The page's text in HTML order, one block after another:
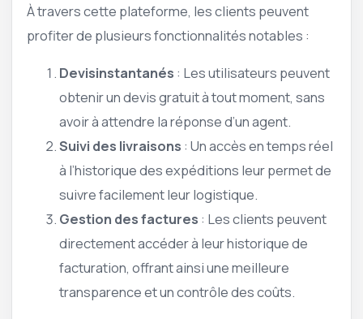
À travers cette plateforme, les clients peuvent
profiter de plusieurs fonctionnalités notables :
Devisinstantanés : Les utilisateurs peuvent
obtenir un devis gratuit à tout moment, sans
avoir à attendre la réponse d’un agent.
Suivi des livraisons : Un accès en temps réel
à l’historique des expéditions leur permet de
suivre facilement leur logistique.
Gestion des factures : Les clients peuvent
directement accéder à leur historique de
facturation, offrant ainsi une meilleure
transparence et un contrôle des coûts.